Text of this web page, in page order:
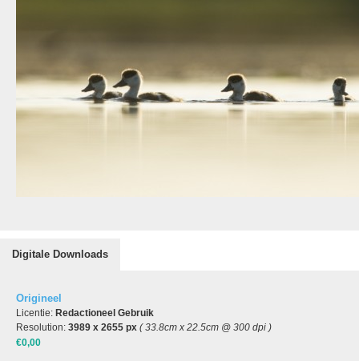
Digitale Downloads
Origineel
Licentie: Redactioneel Gebruik
Resolution: 3989 x 2655 px ( 33.8cm x 22.5cm @ 300 dpi )
€0,00